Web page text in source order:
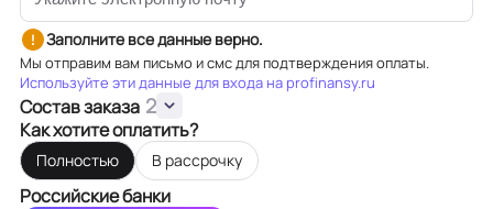
Заполните все данные верно.
Мы отправим вам письмо и смс для подтверждения оплаты.
Используйте эти данные для входа на profinansy.ru
Состав заказа 2
Как хотите оплатить?
Полностью В рассрочку
Российские банки